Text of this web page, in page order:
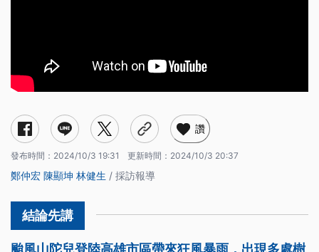
讚
發布時間： 2024/10/3 19:31 更新時間： 2024/10/3 20:37
鄭仲宏 陳顯坤 林健生 / 採訪報導
颱風山陀兒登陸高雄市區帶來狂風暴雨，出現多處樹